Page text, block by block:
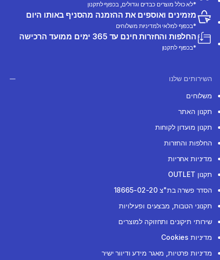
*לא כולל מוצרים כבדים וגדולים, בכפוף לתקנון
מזמינים ואוספים את ההזמנה מהסניף באותו היום
*בכפוף למלאי ולמדיניות משלוחים
החלפות והחזרות חינם עד 365 ימים ממועד הרכישה
*בכפוף לתקנון
השירותים שלנו
משלוחים
תקנון האתר
תקנון מועדון לקוחות
החלפות והחזרות
מדיניות אחריות
תקנון OUTLET
הסדר פשרה בת"צ 18665-02-20
תקנוני הטבות, מבצעים ופעילויות
שירותי תיקונים ותחזוקה למוצרים
מדיניות Cookies
מדיניות פרטיות, מאגר מידע ודיוור ישיר